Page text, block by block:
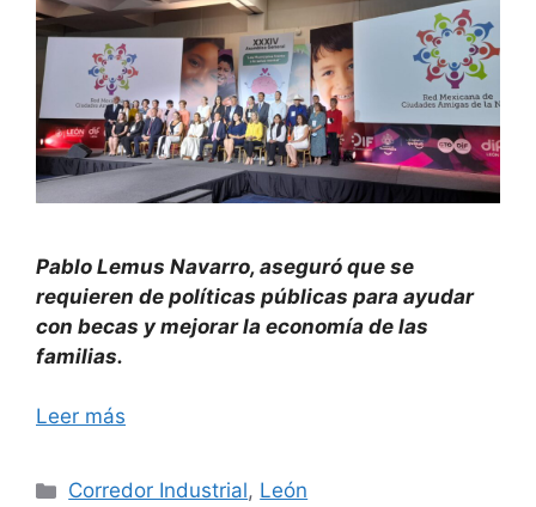
Pablo Lemus Navarro, aseguró que se
requieren de políticas públicas para ayudar
con becas y mejorar la economía de las
familias.
Leer más
Categorías
Corredor Industrial, León